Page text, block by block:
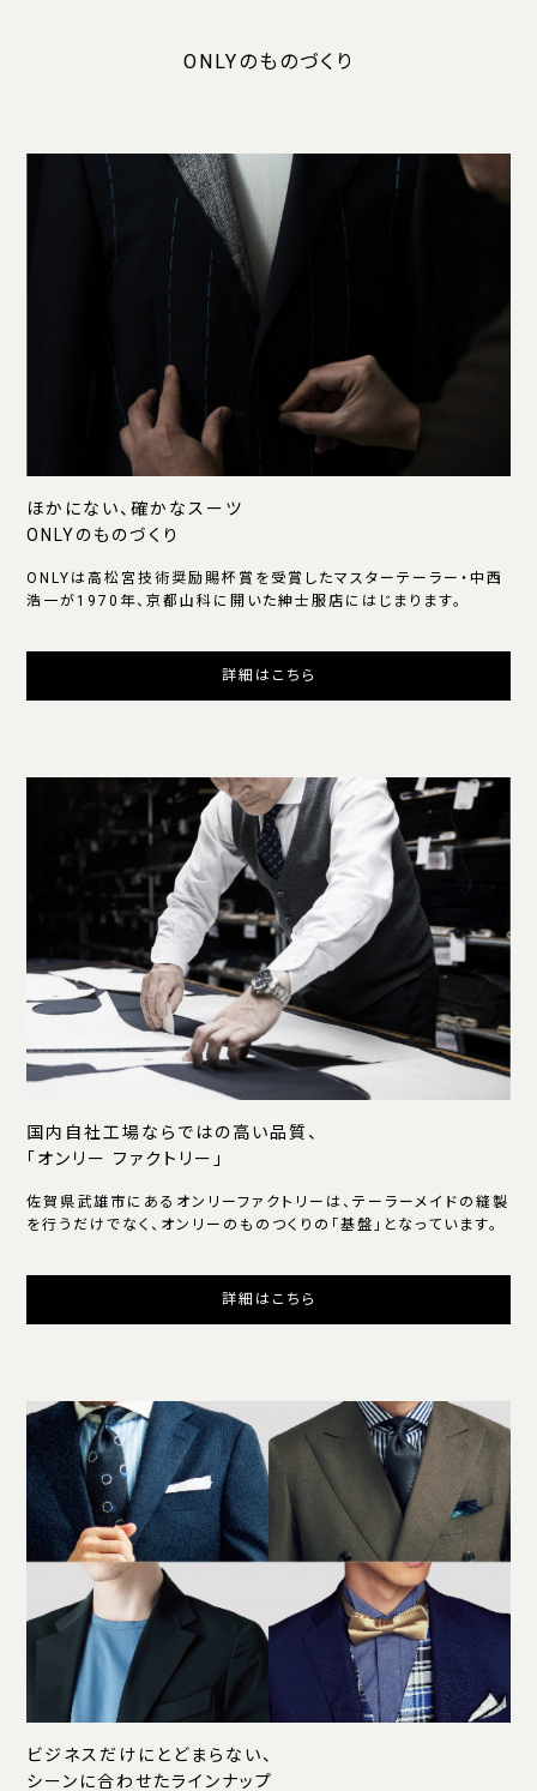
ONLYのものづくり
ほかにない、確かなスーツ
ONLYのものづくり
ONLYは高松宮技術奨励賜杯賞を受賞したマスターテーラー・中西
浩一が1970年、京都山科に開いた紳士服店にはじまります。
詳細はこちら
国内自社工場ならではの高い品質、
「オンリー ファクトリー」
佐賀県武雄市にあるオンリーファクトリーは、テーラーメイドの縫製
を行うだけでなく、オンリーのものつくりの「基盤」となっています。
詳細はこちら
ビジネスだけにとどまらない、
シーンに合わせたラインナップ